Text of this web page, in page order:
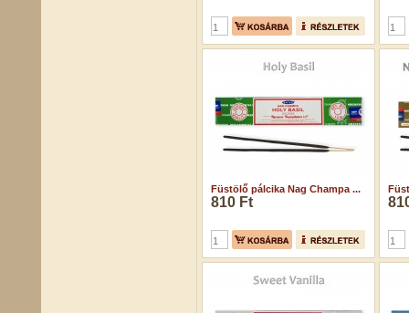
Füstölő pálcika Nag Champa ...
810 Ft